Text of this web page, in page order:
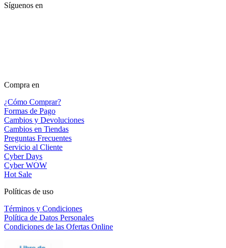
Síguenos en
Compra en
¿Cómo Comprar?
Formas de Pago
Cambios y Devoluciones
Cambios en Tiendas
Preguntas Frecuentes
Servicio al Cliente
Cyber Days
Cyber WOW
Hot Sale
Políticas de uso
Términos y Condiciones
Política de Datos Personales
Condiciones de las Ofertas Online